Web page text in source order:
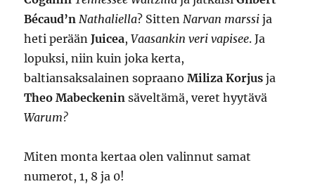
Bécaud’n Nathaliella? SittenNarvan marssi ja
heti peräänJuicea,Vaasankin veri vapisee. Ja
lopuksi, niin kuin joka kerta,
baltiansaksalainen sopraanoMiliza Korjus ja
Theo Mabeckenin säveltämä, veret hyytävä
Warum?
Miten monta kertaa olen valinnut samat
numerot, 1, 8 ja 0!